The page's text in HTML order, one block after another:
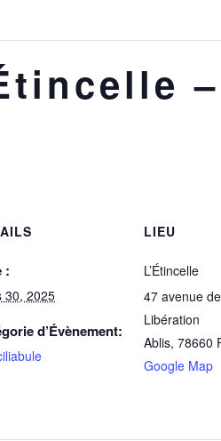
:
30, 2025
d’Évènement:
LIEU
L’Étincelle
47 avenue
Libération
Ablis, 78660
Google Map